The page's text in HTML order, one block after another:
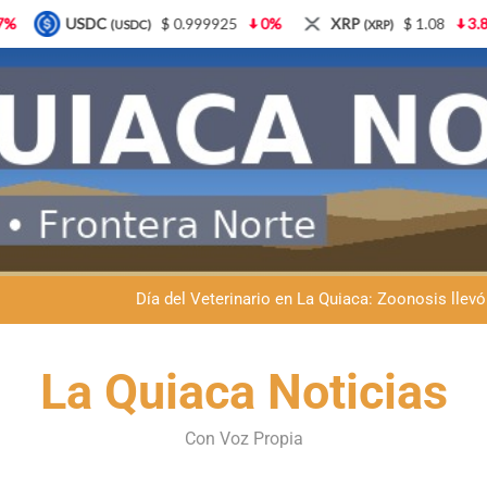
Dante Velázquez marchará contra
Fernando Rejal respaldó a Dante Velázquez en el Senado: “No
Día del Veterinario en La Quiaca: Zoonosis
La frontera se subleva: Dante Velázquez enfrenta el remate de
Fernando Rejal respaldó a Dante Velázquez en el Senado: “No
Día del Veterinario en La Quiaca: Zoonosis
La Quiaca Noticias
Con Voz Propia
0% XRP (XRP) $ 1.08 3.87% Solana(SOL) $ 77.18